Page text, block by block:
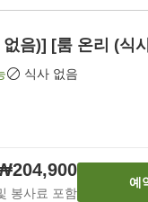
음)] [룸 온리 (식
식사 없음
봉사료 포함
예